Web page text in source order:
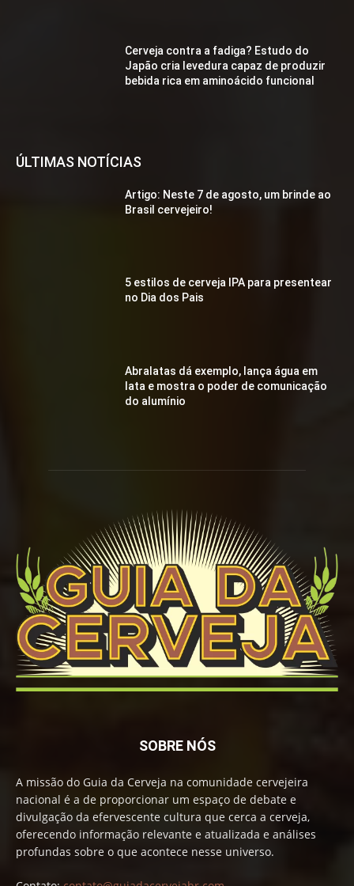
Cerveja contra a fadiga? Estudo do
Japão cria levedura capaz de produzir
bebida rica em aminoácido funcional
ÚLTIMAS NOTÍCIAS
Artigo: Neste 7 de agosto, um brinde ao
Brasil cervejeiro!
5 estilos de cerveja IPA para presentear
no Dia dos Pais
Abralatas dá exemplo, lança água em
lata e mostra o poder de comunicação
do alumínio
SOBRE NÓS
A missão do Guia da Cerveja na comunidade cervejeira
nacional é a de proporcionar um espaço de debate e
divulgação da efervescente cultura que cerca a cerveja,
oferecendo informação relevante e atualizada e análises
profundas sobre o que acontece nesse universo.